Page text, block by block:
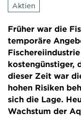
Aktien
Früher war die
temporäre
kostengünstiger,
dieser Zeit war
hohen Risiken
sich die Lage.
Wachstum der